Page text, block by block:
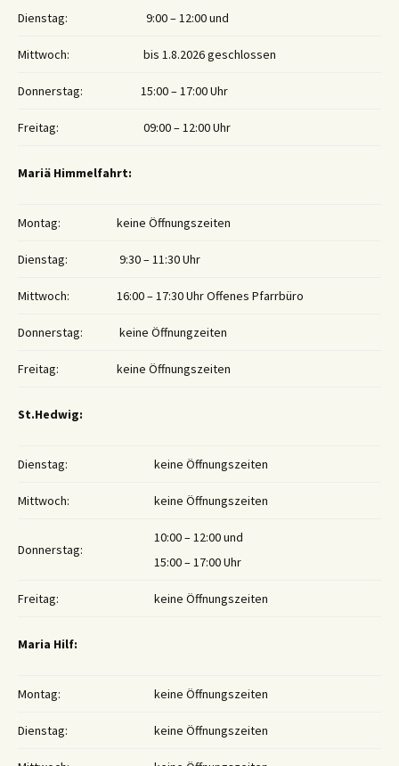
Dienstag: 9:00 – 12:00 und
Mittwoch: bis 1.8.2026 geschlossen
Donnerstag: 15:00 – 17:00 Uhr
Freitag: 09:00 – 12:00 Uhr
Mariä Himmelfahrt:
Montag: keine Öffnungszeiten
Dienstag: 9:30 – 11:30 Uhr
Mittwoch: 16:00 – 17:30 Uhr Offenes Pfarrbüro
Donnerstag: keine Öffnungzeiten
Freitag: keine Öffnungszeiten
St.Hedwig:
Dienstag: keine Öffnungszeiten
Mittwoch: keine Öffnungszeiten
Donnerstag:
10:00 – 12:00 und
15:00 – 17:00 Uhr
Freitag: keine Öffnungszeiten
Maria Hilf:
Montag: keine Öffnungszeiten
Dienstag: keine Öffnungszeiten